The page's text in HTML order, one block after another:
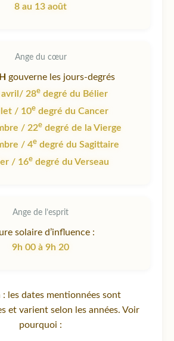
8 au 13 août
Ange du cœur
gouverne les jours-degrés
28edegré du Bélier
/ 10edegré du Cancer
/ 22e degré de la Vierge
/ 4edegré du Sagittaire
/ 16edegré du Verseau
Ange de l’esprit
solaire d’influence :
9h 00 à 9h 20
les dates mentionnées sont
et varient selon les années. Voir
pourquoi :